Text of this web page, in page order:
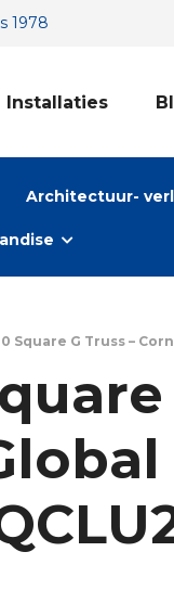
1978
Installaties
Architectuur-
Square G Truss –